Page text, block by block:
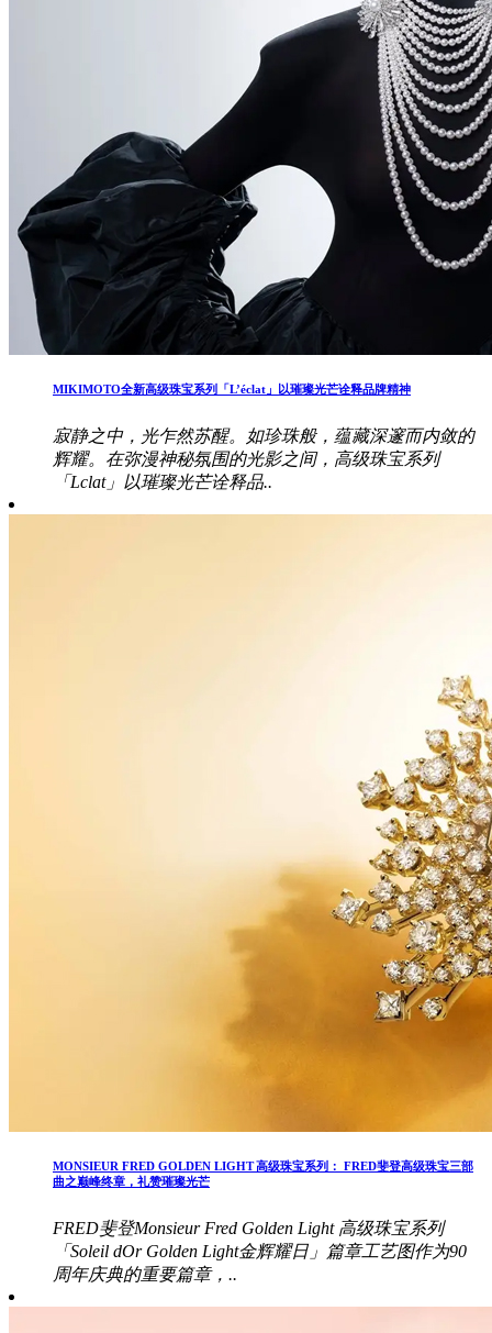
MIKIMOTO全新高级珠宝系列「L’éclat」以璀璨光芒诠释品牌精神
寂静之中，光乍然苏醒。如珍珠般，蕴藏深邃而内敛的
辉耀。在弥漫神秘氛围的光影之间，高级珠宝系列
「Lclat」以璀璨光芒诠释品..
MONSIEUR FRED GOLDEN LIGHT 高级珠宝系列： FRED斐登高级珠宝三部
曲之巅峰终章，礼赞璀璨光芒
FRED斐登Monsieur Fred Golden Light 高级珠宝系列
「Soleil dOr Golden Light金辉耀日」篇章工艺图作为90
周年庆典的重要篇章，..